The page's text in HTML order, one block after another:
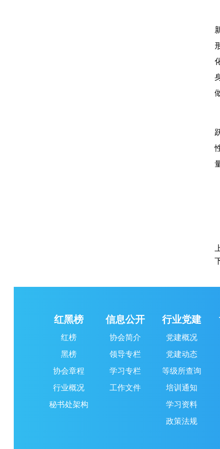
红黑榜 信息公开 行业党建
红榜 协会简介
党建概况
黑榜
领导专栏
党建动态
协会章程
学习专栏
等级所查询
行业概况
工作文件
培训通知
秘书处架构
学习资料
政策法规